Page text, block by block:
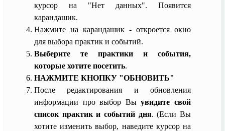
курсор на "Нет данных". Появится
карандашик.
Нажмите на карандашик - откроется окно
для выбора практик и событий.
Выберите те практики и события,
которые хотите посетить.
НАЖМИТЕ КНОПКУ "ОБНОВИТЬ"
После редактирования и обновления
информации про выбор Выувидите свой
список практик и событий дня. (Если Вы
хотите изменить выбор, наведите курсор на